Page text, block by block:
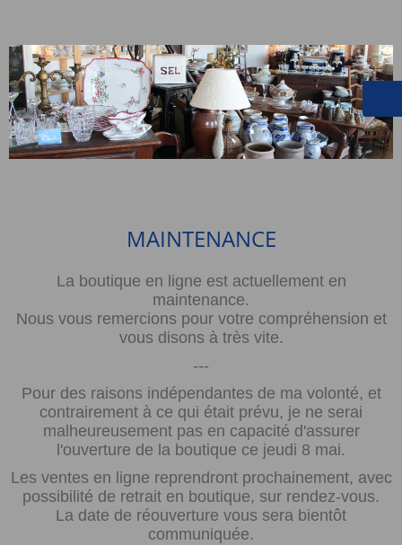
MAINTENANCE
La boutique en ligne est actuellement en
maintenance.
Nous vous remercions pour votre compréhension et
vous disons à très vite.
---
Pour des raisons indépendantes de ma volonté, et
contrairement à ce qui était prévu, je ne serai
malheureusement pas en capacité d'assurer
l'ouverture de la boutique ce jeudi 8 mai.
Les ventes en ligne reprendront prochainement, avec
possibilité de retrait en boutique, sur rendez-vous.
La date de réouverture vous sera bientôt
communiquée.